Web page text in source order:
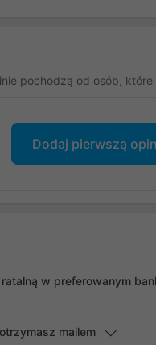
pochodzą od osób,
Dodaj pierwszą
w preferowanym
mailem